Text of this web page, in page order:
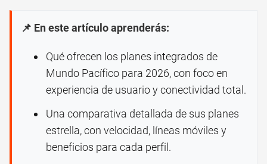
📌 En este artículo aprenderás:
Qué ofrecen los planes integrados de
Mundo Pacífico para 2026, con foco en
experiencia de usuario y conectividad total.
Una comparativa detallada de sus planes
estrella, con velocidad, líneas móviles y
beneficios para cada perfil.